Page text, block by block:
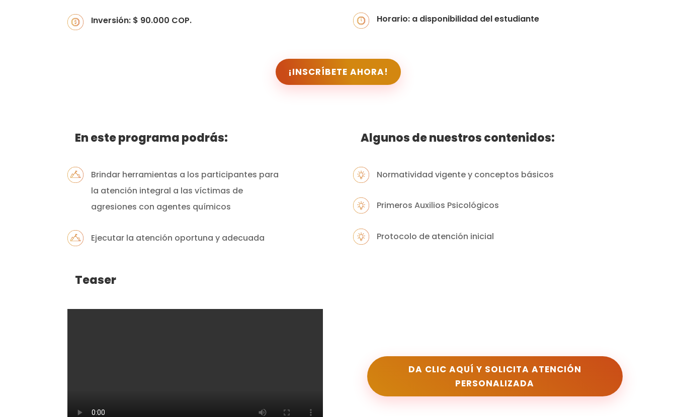
Inversión: $ 90.000 COP. Horario: a disponibilidad del estudiante
¡INSCRÍBETE AHORA!
En este programa podrás:
Brindar herramientas a los participantes para
la atención integral a las víctimas de
agresiones con agentes químicos
Ejecutar la atención oportuna y adecuada
Algunos de nuestros contenidos:
Normatividad vigente y conceptos básicos
Primeros Auxilios Psicológicos
Protocolo de atención inicial
Teaser
DA CLIC AQUÍ Y SOLICITA ATENCIÓN
PERSONALIZADA